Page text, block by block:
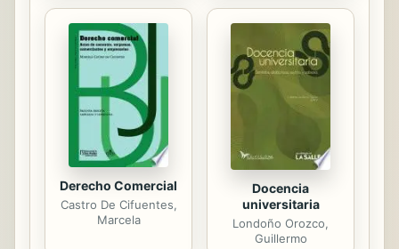
Derecho Comercial
Castro De Cifuentes,
Marcela
Docencia
universitaria
Londoño Orozco,
Guillermo